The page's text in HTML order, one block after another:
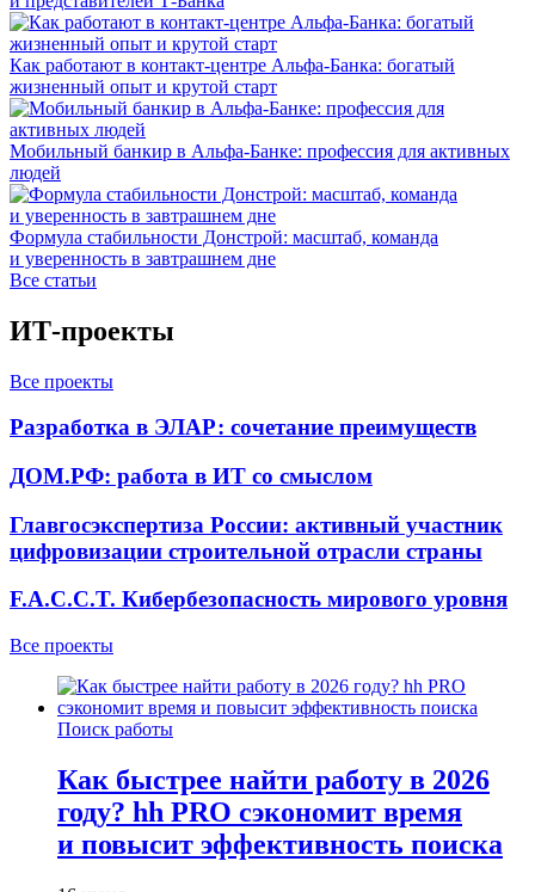
Как работают в контакт-центре Альфа-Банка: богатый
жизненный опыт и крутой старт
Мобильный банкир в Альфа-Банке: профессия для активных
людей
Формула стабильности Донстрой: масштаб, команда
и уверенность в завтрашнем дне
Все статьи
ИТ-проекты
Все проекты
Разработка в ЭЛАР: сочетание преимуществ
ДОМ.РФ: работа в ИТ со смыслом
Главгосэкспертиза России: активный участник
цифровизации строительной отрасли страны
F.A.C.C.T. Кибербезопасность мирового уровня
Все проекты
Поиск работы
Как быстрее найти работу в 2026
году? hh PRO сэкономит время
и повысит эффективность поиска